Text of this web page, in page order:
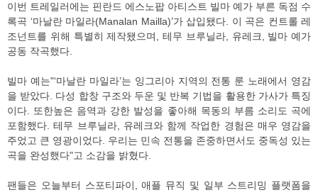
이번 트레일러에는 핀란드 에스노팝 아티스트 빌마 예가 부른 독점 수
록곡 ‘마날란 마일라(Manalan Mailla)’가 삽입됐다. 이 곡은 컨트롤 레
조넌트를 위해 특별히 제작됐으며, 테무 브루닐라, 유레크, 빌마 예가
공동 작곡했다.
빌마 예는"‘마날란 마일라’는 잉그리아 지역의 전통 룬 노래에서 영감
을 받았다. 다성 합창 구조와 두운 및 반복 기법을 활용한 가사가 특징
이다. 또한높은 음역과 강한 발성을 좋아해 목동의 부름 소리도 곡에
포함했다. 테무 브루닐라, 유레크와 함께 작업한 경험은 매우 영감을
주었고 큰 영광이었다. 우리는 민속 전통을 존중하면서도 중독성 있는
곡을 완성했다"고 소감을 밝혔다.
팬들은 오늘부터 스포티파이, 애플 뮤직 및 일부 스트리밍 플랫폼을